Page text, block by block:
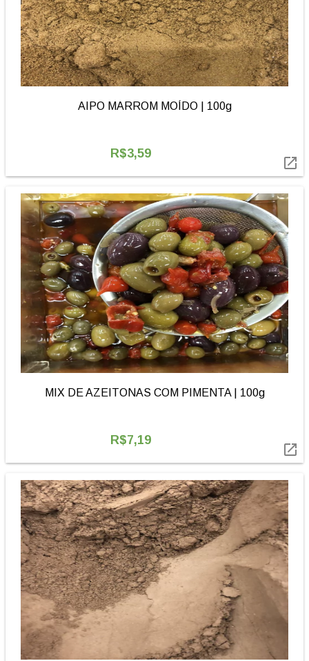
AIPO MARROM MOÍDO | 100g
R$3,59

MIX DE AZEITONAS COM PIMENTA | 100g
R$7,19
